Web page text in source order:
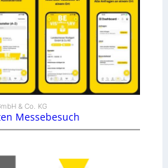
& Co. KG
Messebesuch